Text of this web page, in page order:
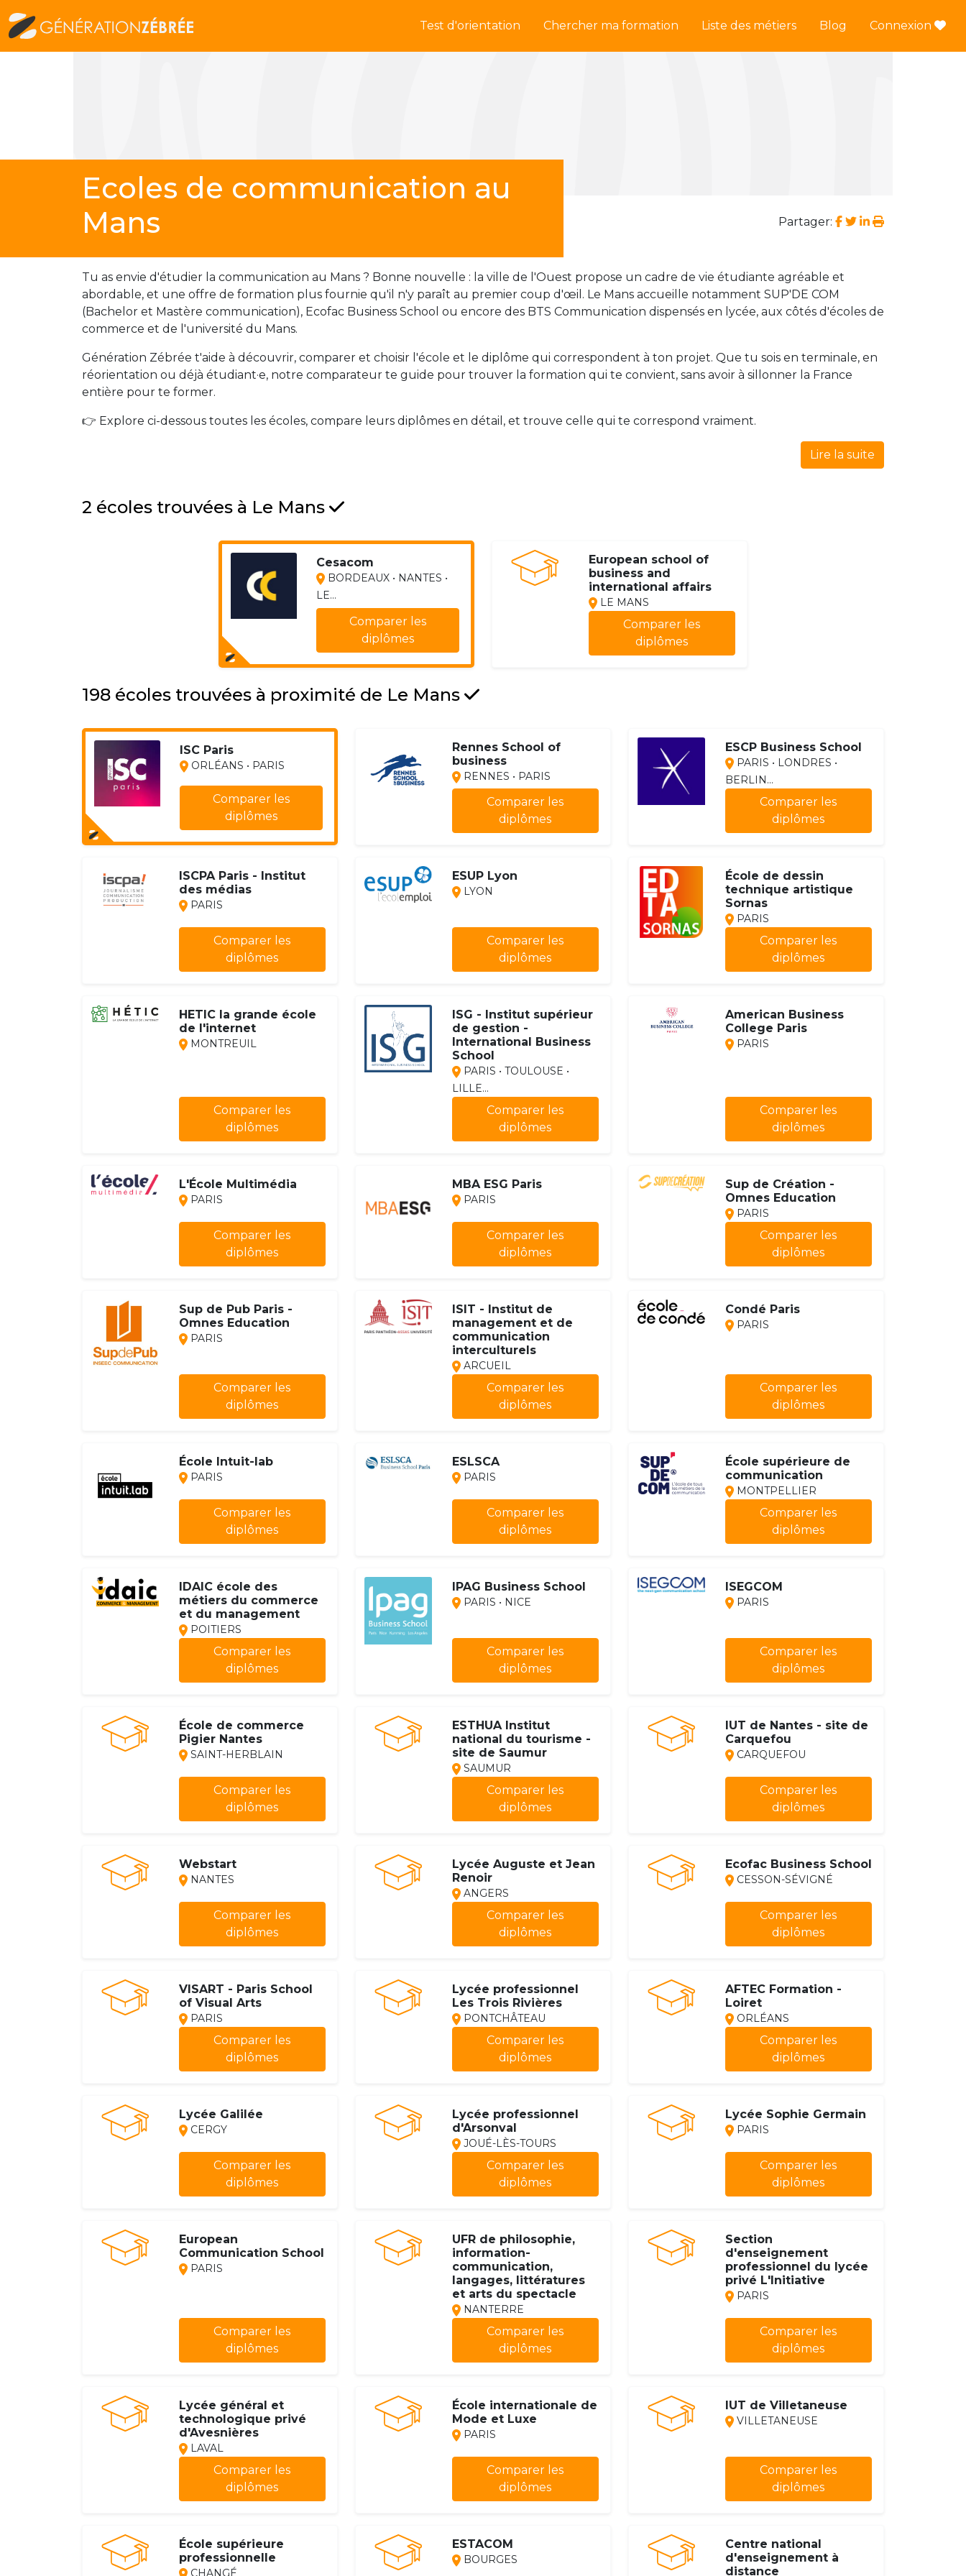
Test d'orientation Chercher ma formation Liste des métiers Blog Connexion
Ecoles de communication au
Mans
Partager:
Tu as envie d'étudier la communication au Mans ? Bonne nouvelle : la ville de l'Ouest propose un cadre de vie étudiante agréable et
abordable, et une offre de formation plus fournie qu'il n'y paraît au premier coup d'œil. Le Mans accueille notamment SUP'DE COM
(Bachelor et Mastère communication), Ecofac Business School ou encore des BTS Communication dispensés en lycée, aux côtés d'écoles de
commerce et de l'université du Mans.
Génération Zébrée t'aide à découvrir, comparer et choisir l'école et le diplôme qui correspondent à ton projet. Que tu sois en terminale, en
réorientation ou déjà étudiant·e, notre comparateur te guide pour trouver la formation qui te convient, sans avoir à sillonner la France
entière pour te former.
👉 Explore ci-dessous toutes les écoles, compare leurs diplômes en détail, et trouve celle qui te correspond vraiment.
Lire la suite
2 écoles trouvées à Le Mans
Cesacom
BORDEAUX • NANTES •
LE...
Comparer les
diplômes
European school of
business and
international affairs
LE MANS
Comparer les
diplômes
198 écoles trouvées à proximité de Le Mans
ISC Paris
ORLÉANS • PARIS
Comparer les
diplômes
Rennes School of
business
RENNES • PARIS
Comparer les
diplômes
ESCP Business School
PARIS • LONDRES •
BERLIN...
Comparer les
diplômes
ISCPA Paris - Institut
des médias
PARIS
Comparer les
diplômes
ESUP Lyon
LYON
Comparer les
diplômes
École de dessin
technique artistique
Sornas
PARIS
Comparer les
diplômes
HETIC la grande école
de l'internet
MONTREUIL
Comparer les
diplômes
ISG - Institut supérieur
de gestion -
International Business
School
PARIS • TOULOUSE •
LILLE...
Comparer les
diplômes
American Business
College Paris
PARIS
Comparer les
diplômes
L'École Multimédia
PARIS
Comparer les
diplômes
MBA ESG Paris
PARIS
Comparer les
diplômes
Sup de Création -
Omnes Education
PARIS
Comparer les
diplômes
Sup de Pub Paris -
Omnes Education
PARIS
Comparer les
diplômes
ISIT - Institut de
management et de
communication
interculturels
ARCUEIL
Comparer les
diplômes
Condé Paris
PARIS
Comparer les
diplômes
École Intuit-lab
PARIS
Comparer les
diplômes
ESLSCA
PARIS
Comparer les
diplômes
École supérieure de
communication
MONTPELLIER
Comparer les
diplômes
IDAIC école des
métiers du commerce
et du management
POITIERS
Comparer les
diplômes
IPAG Business School
PARIS • NICE
Comparer les
diplômes
ISEGCOM
PARIS
Comparer les
diplômes
École de commerce
Pigier Nantes
SAINT-HERBLAIN
Comparer les
diplômes
ESTHUA Institut
national du tourisme -
site de Saumur
SAUMUR
Comparer les
diplômes
IUT de Nantes - site de
Carquefou
CARQUEFOU
Comparer les
diplômes
Webstart
NANTES
Comparer les
diplômes
Lycée Auguste et Jean
Renoir
ANGERS
Comparer les
diplômes
Ecofac Business School
CESSON-SÉVIGNÉ
Comparer les
diplômes
VISART - Paris School
of Visual Arts
PARIS
Comparer les
diplômes
Lycée professionnel
Les Trois Rivières
PONTCHÂTEAU
Comparer les
diplômes
AFTEC Formation -
Loiret
ORLÉANS
Comparer les
diplômes
Lycée Galilée
CERGY
Comparer les
diplômes
Lycée professionnel
d'Arsonval
JOUÉ-LÈS-TOURS
Comparer les
diplômes
Lycée Sophie Germain
PARIS
Comparer les
diplômes
European
Communication School
PARIS
Comparer les
diplômes
UFR de philosophie,
information-
communication,
langages, littératures
et arts du spectacle
NANTERRE
Comparer les
diplômes
Section
d'enseignement
professionnel du lycée
privé L'Initiative
PARIS
Comparer les
diplômes
Lycée général et
technologique privé
d'Avesnières
LAVAL
Comparer les
diplômes
École internationale de
Mode et Luxe
PARIS
Comparer les
diplômes
IUT de Villetaneuse
VILLETANEUSE
Comparer les
diplômes
École supérieure
professionnelle
CHANGÉ
ESTACOM
BOURGES
Centre national
d'enseignement à
distance